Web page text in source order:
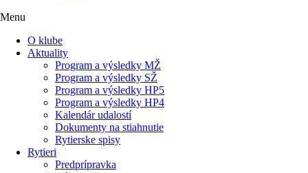
Menu
O klube
Aktuality
Program a výsledky MŽ
Program a výsledky SŽ
Program a výsledky HP5
Program a výsledky HP4
Kalendár udalostí
Dokumenty na stiahnutie
Rytierske spisy
Rytieri
Predprípravka